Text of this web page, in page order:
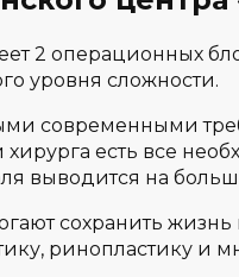
операционных
уровня сложности.
современными
есть все
выводится на
сохранить
ринопластику и